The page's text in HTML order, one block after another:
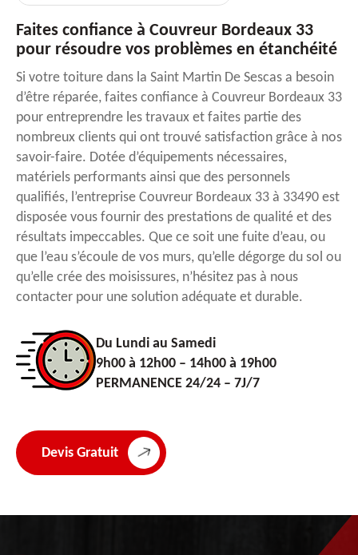
Faites confiance à Couvreur Bordeaux 33
pour résoudre vos problèmes en étanchéité
Si votre toiture dans la Saint Martin De Sescas a besoin
d’être réparée, faites confiance à Couvreur Bordeaux 33
pour entreprendre les travaux et faites partie des
nombreux clients qui ont trouvé satisfaction grâce à nos
savoir-faire. Dotée d’équipements nécessaires,
matériels performants ainsi que des personnels
qualifiés, l’entreprise Couvreur Bordeaux 33 à 33490 est
disposée vous fournir des prestations de qualité et des
résultats impeccables. Que ce soit une fuite d’eau, ou
que l’eau s’écoule de vos murs, qu’elle dégorge du sol ou
qu’elle crée des moisissures, n’hésitez pas à nous
contacter pour une solution adéquate et durable.
Du Lundi au Samedi
9h00 à 12h00 – 14h00 à 19h00
PERMANENCE 24/24 – 7J/7
Devis Gratuit